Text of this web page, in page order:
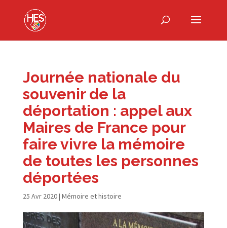
Journée nationale du
souvenir de la
déportation : appel aux
Maires de France pour
faire vivre la mémoire
de toutes les personnes
déportées
25 Avr 2020| Mémoire et histoire